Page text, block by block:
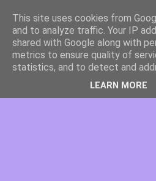
This site uses cookies from
and to analyze traffic. Your IP
shared with Google along with
metrics to ensure quality of
statistics, and to detect and
LEARN MORE